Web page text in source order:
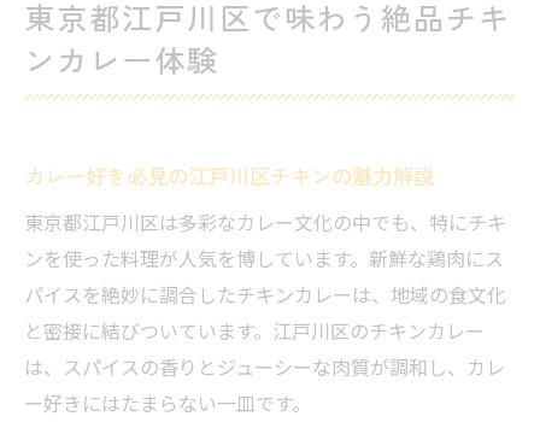
地元で話題のカレーを食べ歩く楽しみ方
本格カレーを楽しむ小金井市の魅力を探る
小金井市で体験するカレーの新しい世界
おいしいカレーを求めるグルメの楽しみ方
小金井市飲食店で感じるカレーの個性
地元カレー好きが注目するレストランの特
徴
カレー好き注目！多彩なスパイス料理の世界へ
スパイスが引き出すカレーの奥深い味わい
東京都江戸川区で味わう絶品チキ
ンカレー体験
カレー好き必見の江戸川区チキンの魅力解説
東京都江戸川区は多彩なカレー文化の中でも、特にチキ
ンを使った料理が人気を博しています。新鮮な鶏肉にス
パイスを絶妙に調合したチキンカレーは、地域の食文化
と密接に結びついています。江戸川区のチキンカレー
は、スパイスの香りとジューシーな肉質が調和し、カレ
ー好きにはたまらない一皿です。